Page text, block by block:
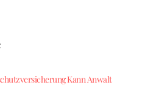
Kann Anwalt